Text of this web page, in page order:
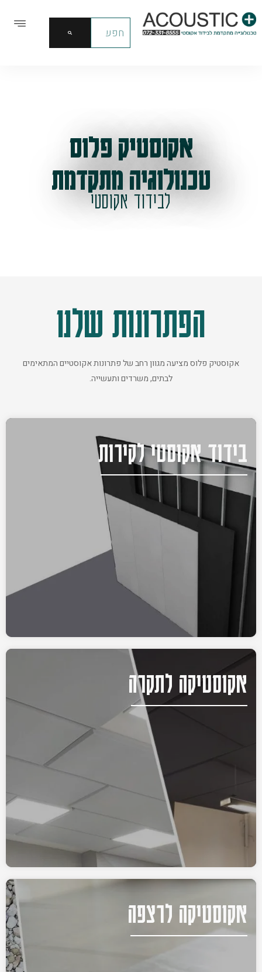
אקוסטיק פלוס
טכנולוגיה מתקדמת
לבידוד אקוסטי
הפתרונות שלנו
אקוסטיק פלוס מציעה מגוון רחב של פתרונות אקוסטיים המתאימים
לבתים, משרדים ותעשייה.
בידוד אקוסטי לקירות
אקוסטיקה לתקרה
אקוסטיקה לרצפה